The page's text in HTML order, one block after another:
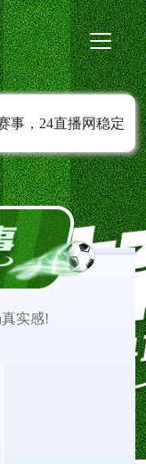
事，24直播网稳定
高清直播随时可以
持续同步赛程变动
实感!